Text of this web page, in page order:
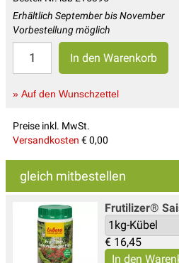
Erhältlich September bis November
Vorbestellung möglich
» Auf den Wunschzettel
Preise inkl. MwSt.
Versandkosten € 0,00
gleich mitbestellen
Frutilizer®
€ 16,45